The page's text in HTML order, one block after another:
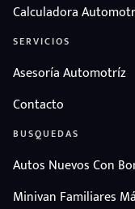
Calculadora
SERVICIOS
Asesoría Automotríz
Contacto
BUSQUEDAS
Autos Nuevos Con
Minivan Familiares